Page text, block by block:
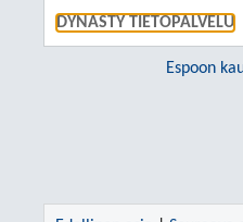
DYNASTY TIETOPALVELU
Espoon